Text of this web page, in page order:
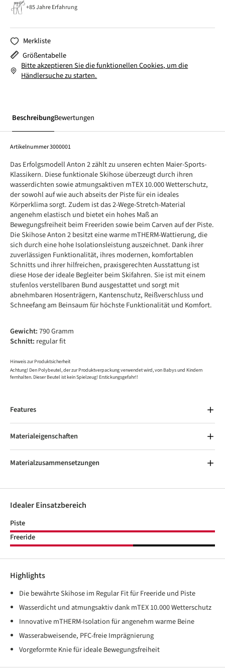
+85 Jahre Erfahrung
Merkliste
Größentabelle
Bitte akzeptieren Sie die funktionellen Cookies, um die
Händlersuche zu starten.
BeschreibungBewertungen
Artikelnummer3000001
Das Erfolgsmodell Anton 2 zählt zu unseren echten Maier-Sports-
Klassikern. Diese funktionale Skihose überzeugt durch ihren
wasserdichten sowie atmungsaktiven mTEX 10.000 Wetterschutz,
der sowohl auf wie auch abseits der Piste für ein ideales
Körperklima sorgt. Zudem ist das 2-Wege-Stretch-Material
angenehm elastisch und bietet ein hohes Maß an
Bewegungsfreiheit beim Freeriden sowie beim Carven auf der Piste.
Die Skihose Anton 2 besitzt eine warme mTHERM-Wattierung, die
sich durch eine hohe Isolationsleistung auszeichnet. Dank ihrer
zuverlässigen Funktionalität, ihres modernen, komfortablen
Schnitts und ihrer hilfreichen, praxisgerechten Ausstattung ist
diese Hose der ideale Begleiter beim Skifahren. Sie ist mit einem
stufenlos verstellbaren Bund ausgestattet und sorgt mit
abnehmbaren Hosenträgern, Kantenschutz, Reißverschluss und
Schneefang am Beinsaum für höchste Funktionalität und Komfort.
Gewicht:790 Gramm
Schnitt: regular fit
Hinweis zur Produktsicherheit
Achtung! Den Polybeutel, der zur Produktverpackung verwendet wird, von Babys und Kindern
fernhalten. Dieser Beutel ist kein Spielzeug! Erstickungsgefahr!!
Features
Materialeigenschaften
Materialzusammensetzungen
Idealer Einsatzbereich
Piste
Freeride
Highlights
Die bewährte Skihose im Regular Fit für Freeride und Piste
Wasserdicht und atmungsaktiv dank mTEX 10.000 Wetterschutz
Innovative mTHERM-Isolation für angenehm warme Beine
Wasserabweisende, PFC-freie Imprägnierung
Vorgeformte Knie für ideale Bewegungsfreiheit